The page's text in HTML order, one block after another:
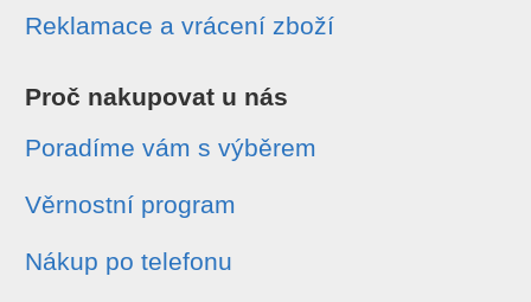
Reklamace a vrácení zboží
Proč nakupovat u nás
Poradíme vám s výběrem
Věrnostní program
Nákup po telefonu